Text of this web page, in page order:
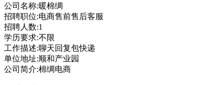
公司名称:暖棉绸
招聘职位:电商售前售后客服
招聘人数:1
学历要求:不限
工作描述:聊天回复包快递
单位地址:顺和产业园
公司简介:棉绸电商